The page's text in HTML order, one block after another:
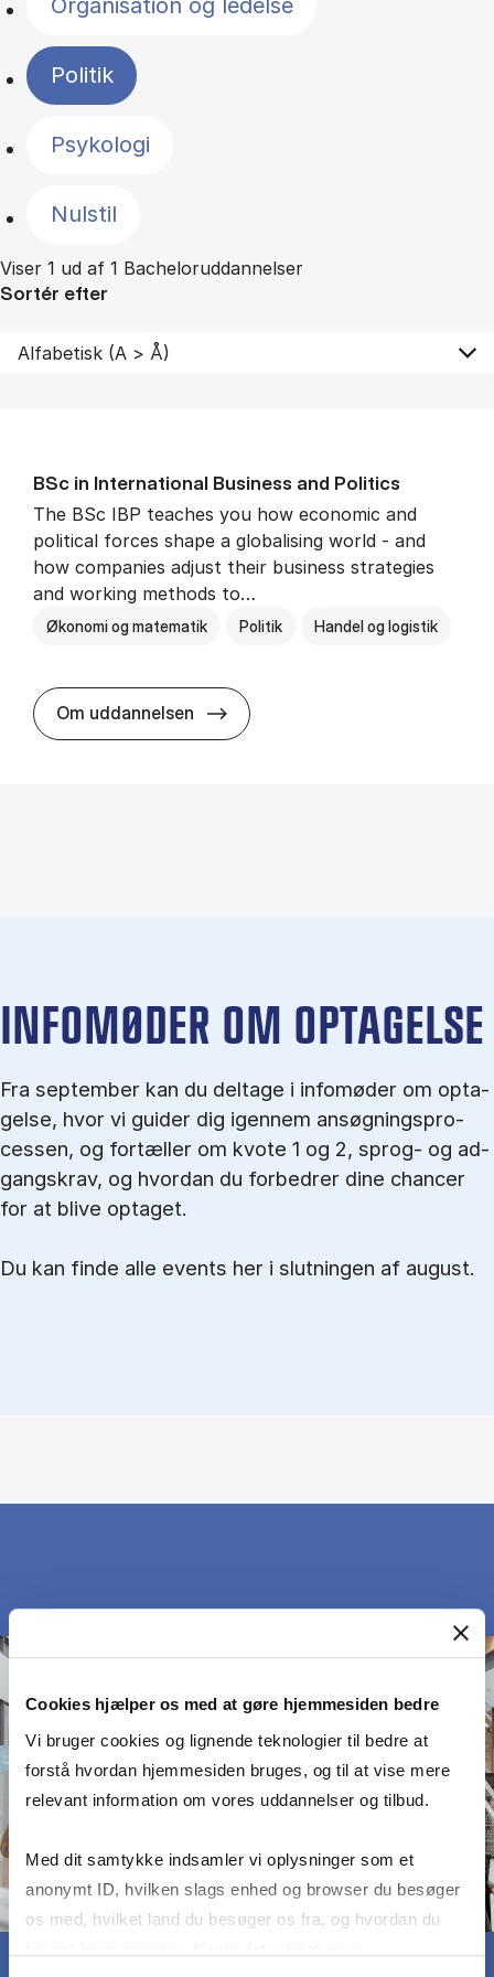
Cookies hjælper os med at gøre hjemmesiden bedre
Vi bruger cookies og lignende teknologier til bedre at
forstå hvordan hjemmesiden bruges, og til at vise mere
relevant information om vores uddannelser og tilbud.
Med dit samtykke indsamler vi oplysninger som et
anonymt ID, hvilken slags enhed og browser du besøger
os med, hvilket land du besøger os fra, og hvordan du
Organisation og ledelse
Politik
Psykologi
Nulstil
Viser 1 ud af 1 Bacheloruddannelser
Sortér efter
BSc in In­ter­na­tion­al Busi­ness and Polit­ics
The BSc IBP teaches you how economic and
political forces shape a globalising world - and
how companies adjust their business strategies
and working methods to…
Økonomi og matematik Politik Handel og logistik
Om uddannelsen BSc in In­ter­na­tion­al Busi­ness
IN­FO­MØ­DER OM OP­TA­GEL­SE
Fra september kan du del­tage i in­fo­mø­der om op­ta­
gel­se, hvor vi gu­i­der dig igen­nem an­søg­nings­pro­
ces­sen, og for­tæl­ler om kvo­te 1 og 2, sprog- og ad­
gangs­krav, og hvordan du forbedrer dine chancer
for at blive optaget.
Du kan finde alle events her i slutningen af august.